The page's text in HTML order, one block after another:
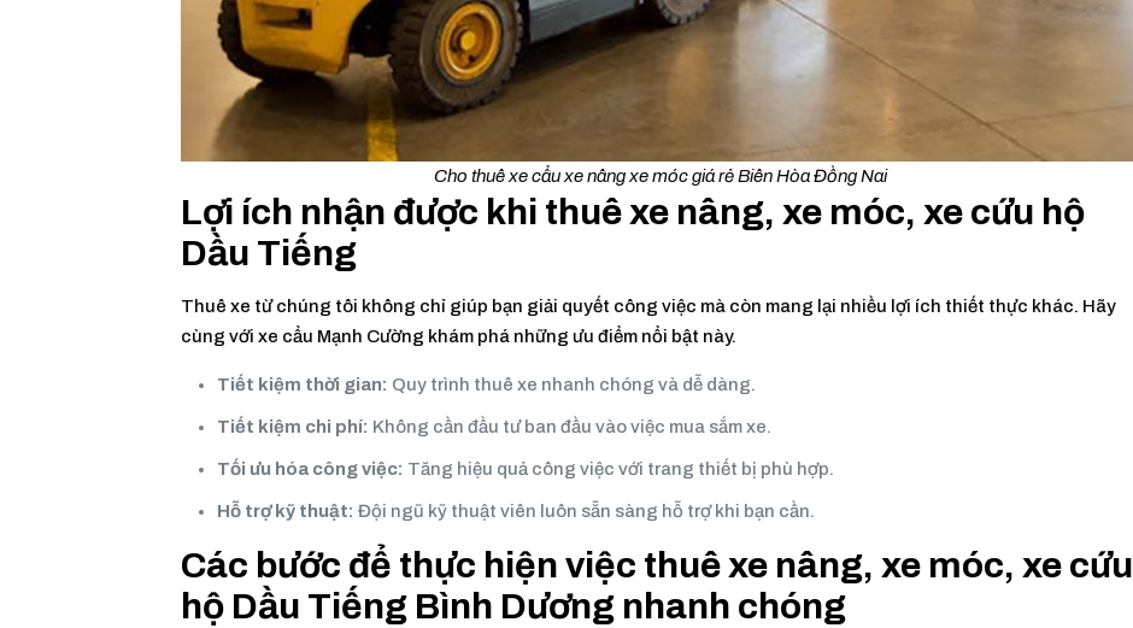
Cho thuê xe cẩu xe nâng xe móc giá rẻ Biên Hòa Đồng Nai
Lợi ích nhận được khi thuê xe nâng, xe móc, xe cứu hộ
Dầu Tiếng
Thuê xe từ chúng tôi không chỉ giúp bạn giải quyết công việc mà còn mang lại nhiều lợi ích thiết thực khác. Hãy
cùng với xe cẩu Mạnh Cường khám phá những ưu điểm nổi bật này.
Tiết kiệm thời gian: Quy trình thuê xe nhanh chóng và dễ dàng.
Tiết kiệm chi phí: Không cần đầu tư ban đầu vào việc mua sắm xe.
Tối ưu hóa công việc: Tăng hiệu quả công việc với trang thiết bị phù hợp.
Hỗ trợ kỹ thuật: Đội ngũ kỹ thuật viên luôn sẵn sàng hỗ trợ khi bạn cần.
Các bước để thực hiện việc thuê xe nâng, xe móc, xe cứu
hộ Dầu Tiếng Bình Dương nhanh chóng